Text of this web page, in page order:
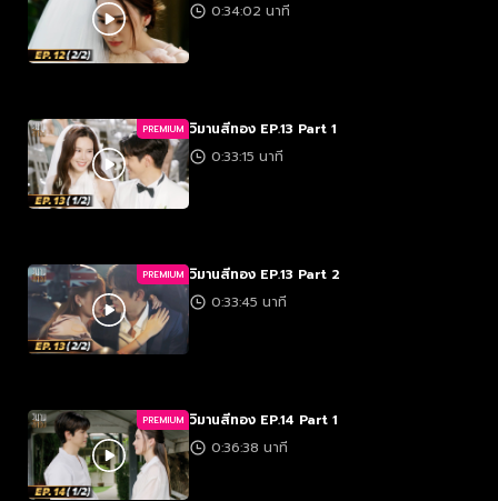
0:34:02 นาที
PREMIUM วิมานสีทอง EP.13 Part 1
0:33:15 นาที
PREMIUM วิมานสีทอง EP.13 Part 2
0:33:45 นาที
PREMIUM วิมานสีทอง EP.14 Part 1
0:36:38 นาที